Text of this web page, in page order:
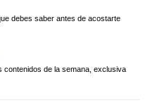
debes saber antes de acostarte
contenidos de la semana, exclusiva